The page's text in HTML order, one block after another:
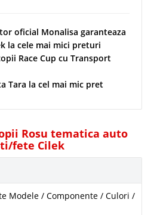
oficial Monalisa garanteaza
la cele mai mici preturi
Race Cup cu Transport
Tara la cel mai mic pret
Rosu tematica auto
fete Cilek
Modele / Componente / Culori /